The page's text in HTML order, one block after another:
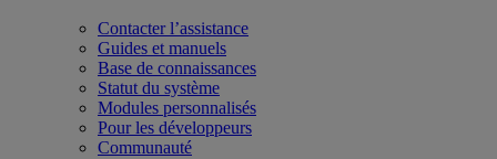
Contacter l’assistance
Guides et manuels
Base de connaissances
Statut du système
Modules personnalisés
Pour les développeurs
Communauté